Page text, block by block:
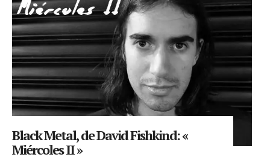
Black Metal, de David Fishkind: «
Miércoles II »